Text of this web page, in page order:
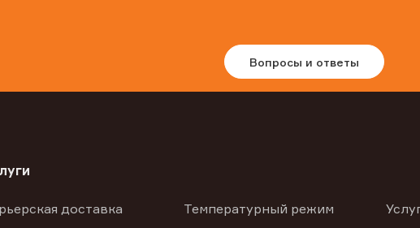
Вопросы и ответы
доставка
Температурный режим